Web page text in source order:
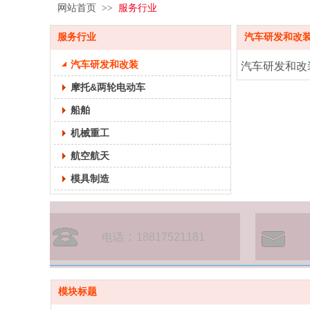
网站首页 >> 服务行业
服务行业
汽车研发和改装
摩托&两轮电动车
船舶
机械重工
航空航天
模具制造
汽车研发和改
汽车研发和改
电话 ： 18817521181
模块标题